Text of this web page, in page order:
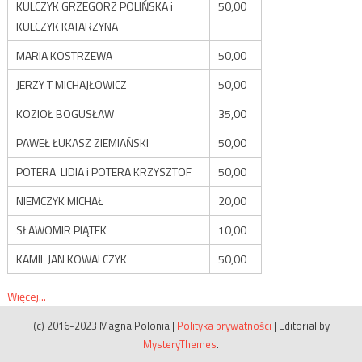
KULCZYK GRZEGORZ POLIŃSKA i
KULCZYK KATARZYNA
50,00
MARIA KOSTRZEWA
50,00
JERZY T MICHAJŁOWICZ
50,00
KOZIOŁ BOGUSŁAW
35,00
PAWEŁ ŁUKASZ ZIEMIAŃSKI
50,00
POTERA LIDIA i POTERA KRZYSZTOF
50,00
NIEMCZYK MICHAŁ
20,00
SŁAWOMIR PIĄTEK
10,00
KAMIL JAN KOWALCZYK
50,00
Więcej...
(c) 2016-2023 Magna Polonia | Polityka prywatności | Editorial by
MysteryThemes.